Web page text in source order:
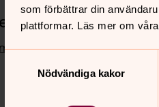
som förbättrar din
plattformar. Läs mer om
Samtyckesval
Nödvändiga kakor
frågor på sidans